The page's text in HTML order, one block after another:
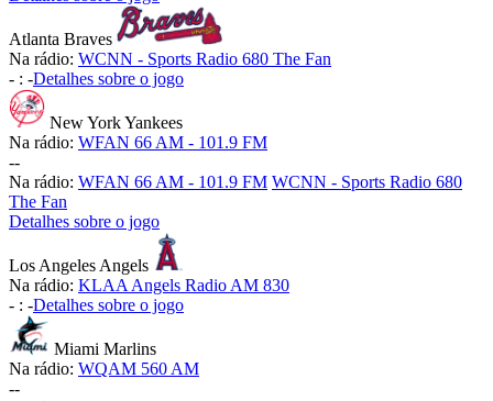
Atlanta Braves
Na rádio: WCNN - Sports Radio 680 The Fan
- : -Detalhes sobre o jogo
New York Yankees
Na rádio: WFAN 66 AM - 101.9 FM
--
Na rádio: WFAN 66 AM - 101.9 FM WCNN - Sports Radio 680
The Fan
Detalhes sobre o jogo
Los Angeles Angels
Na rádio: KLAA Angels Radio AM 830
- : -Detalhes sobre o jogo
Miami Marlins
Na rádio: WQAM 560 AM
--